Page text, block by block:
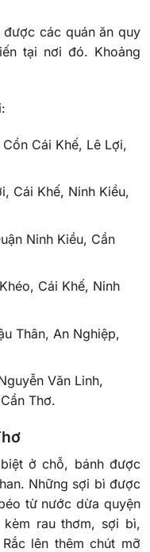
các quán ăn quy
tại nơi đó. Khoảng
Cái Khế, Lê Lợi,
Cái Khế, Ninh Kiều,
Ninh Kiều, Cần
Cái Khế, Ninh
Thân, An Nghiệp,
Văn Linh,
Thơ.
ở chỗ, bánh được
Những sợi bì được
từ nước dừa quyện
rau thơm, sợi bì,
lên thêm chút mỡ